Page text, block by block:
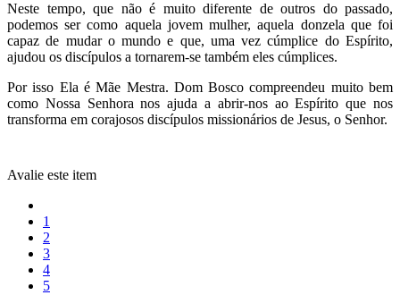
Neste tempo, que não é muito diferente de outros do passado,
podemos ser como aquela jovem mulher, aquela donzela que foi
capaz de mudar o mundo e que, uma vez cúmplice do Espírito,
ajudou os discípulos a tornarem-se também eles cúmplices.
Por isso Ela é Mãe Mestra. Dom Bosco compreendeu muito bem
como Nossa Senhora nos ajuda a abrir-nos ao Espírito que nos
transforma em corajosos discípulos missionários de Jesus, o Senhor.
Avalie este item
1
2
3
4
5